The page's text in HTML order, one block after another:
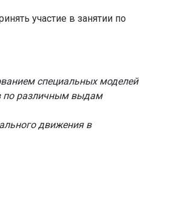
участие в занятии по
специальных моделей
по различным выдам
движения в